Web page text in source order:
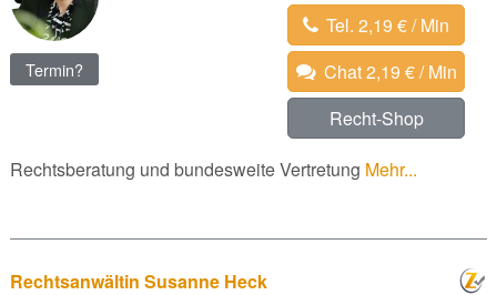
Termin?
Tel. 2,19 € / Min
Chat 2,19 € / Min
Recht-Shop
Rechtsberatung und bundesweite Vertretung Mehr...
Rechtsanwältin Susanne Heck